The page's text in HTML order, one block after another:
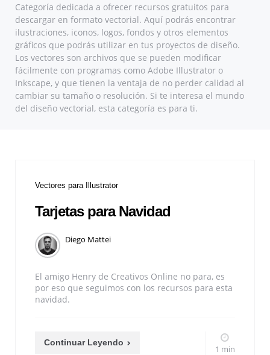
Categoría dedicada a ofrecer recursos gratuitos para
descargar en formato vectorial. Aquí podrás encontrar
ilustraciones, iconos, logos, fondos y otros elementos
gráficos que podrás utilizar en tus proyectos de diseño.
Los vectores son archivos que se pueden modificar
fácilmente con programas como Adobe Illustrator o
Inkscape, y que tienen la ventaja de no perder calidad al
cambiar su tamaño o resolución. Si te interesa el mundo
del diseño vectorial, esta categoría es para ti.
Vectores para Illustrator
Tarjetas para Navidad
Diego Mattei
El amigo Henry de Creativos Online no para, es
por eso que seguimos con los recursos para esta
navidad.
Continuar Leyendo
1 min